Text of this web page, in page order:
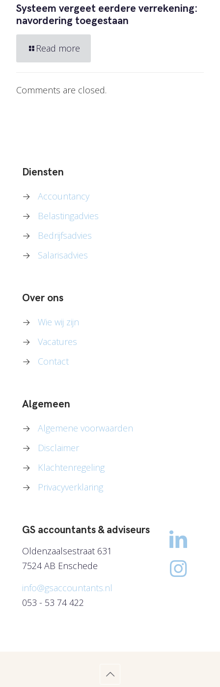
Systeem vergeet eerdere verrekening:
navordering toegestaan
Read more
Comments are closed.
Diensten
→
Accountancy
→
Belastingadvies
→
Bedrijfsadvies
→
Salarisadvies
Over ons
→
Wie wij zijn
→
Vacatures
→
Contact
Algemeen
→
Algemene voorwaarden
→
Disclaimer
→
Klachtenregeling
→
Privacyverklaring
GS accountants & adviseurs
Oldenzaalsestraat 631
7524 AB Enschede
info@gsaccountants.nl
053 - 53 74 422